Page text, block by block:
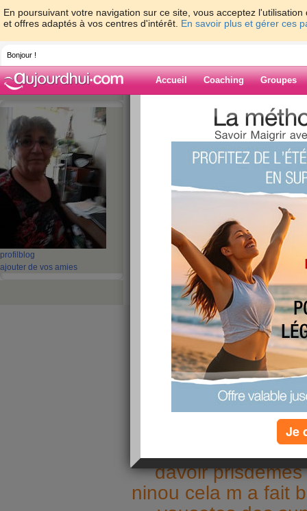
En poursuivant votre navigation sur ce site, vous acceptez
et offres adaptés à vos centres d'intérêt. En savoir plus et gérer ces
Bonjour !
Accueil Coaching Groupes
profil blog
ajouter de vos amies
>
Blog de jacotte8
21 - 30 31 - 40 41 - 50
51 -
111 - 120 121 - 130 131 - 140141 - 150 151 - 160
221 - 230231 - 240 241 - 250 251 - 260 261 - 270
1 2 3 4
bBONJOUR A
ASCENSION
publié le 26/05/2022 à 16:57
BONJOUR
Je viens en ce
petit coucou ,je
moi ,je me suis
main gauche et
davoir
ninou cela m a fait
Je